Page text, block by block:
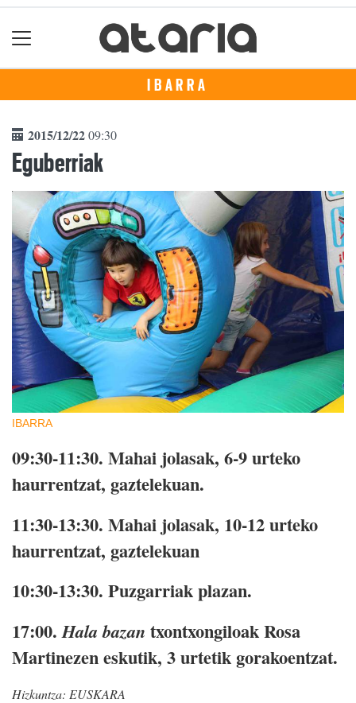
IBARRA
2015/12/2209:30
Eguberriak
IBARRA
09:30-11:30. Mahai jolasak, 6-9 urteko
haurrentzat, gaztelekuan.
11:30-13:30. Mahai jolasak, 10-12 urteko
haurrentzat, gaztelekuan
10:30-13:30. Puzgarriak plazan.
17:00. Hala bazan txontxongiloak Rosa
Martinezen eskutik, 3 urtetik gorakoentzat.
Hizkuntza: EUSKARA